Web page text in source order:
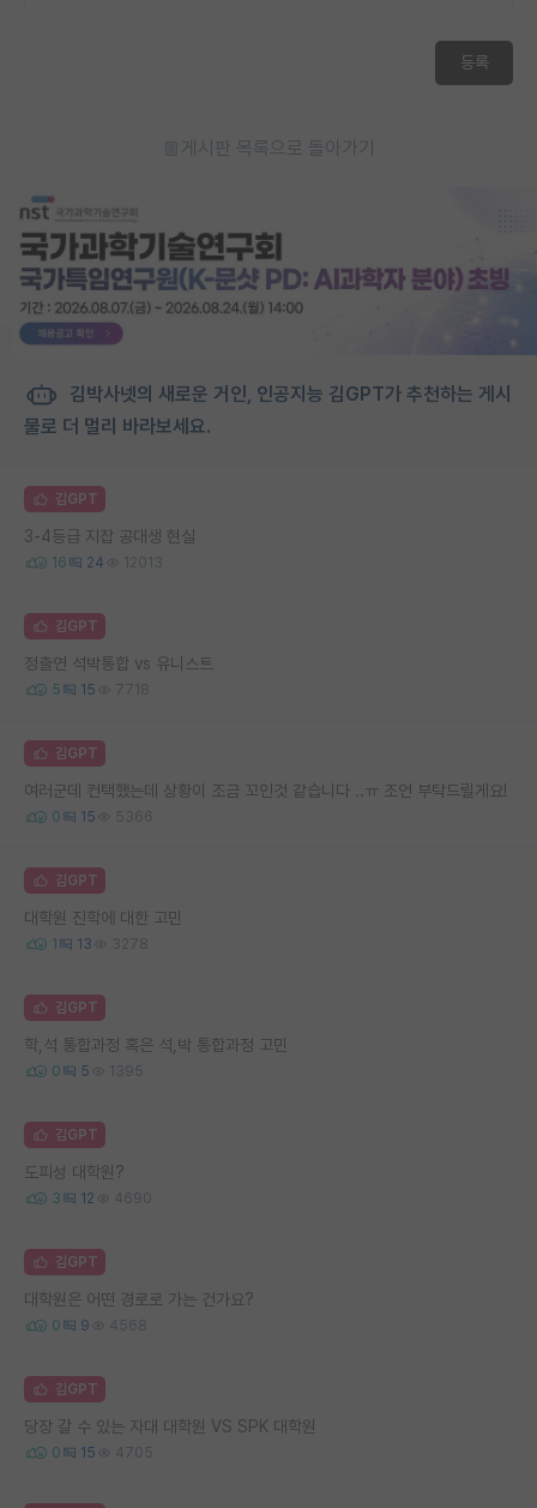
등록
게시판 목록으로 돌아가기
김박사넷의 새로운 거인, 인공지능 김GPT가 추천하는 게시
물로 더 멀리 바라보세요.
김GPT
3-4등급 지잡 공대생 현실
16 24 12013
김GPT
정출연 석박통합 vs 유니스트
5 15 7718
김GPT
여러군데 컨택했는데 상황이 조금 꼬인것 같습니다 ..ㅠ 조언 부탁드릴게요!
0 15 5366
김GPT
대학원 진학에 대한 고민
1 13 3278
김GPT
학,석 통합과정 혹은 석,박 통합과정 고민
0 5 1395
김GPT
도피성 대학원?
3 12 4690
김GPT
대학원은 어떤 경로로 가는 건가요?
0 9 4568
김GPT
당장 갈 수 있는 자대 대학원 VS SPK 대학원
0 15 4705